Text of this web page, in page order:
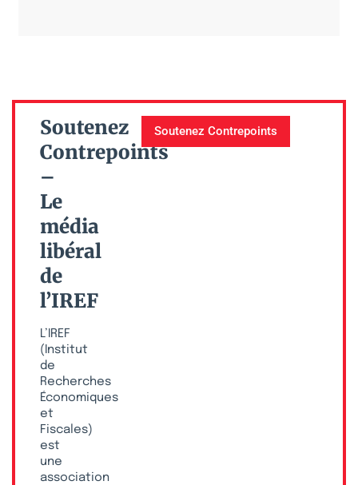
Soutenez
Contrepoints
–
Le
média
libéral
de
l’IREF
L’IREF
(Institut
de
Recherches
Économiques
et
Fiscales)
est
une
association
Soutenez Contrepoints